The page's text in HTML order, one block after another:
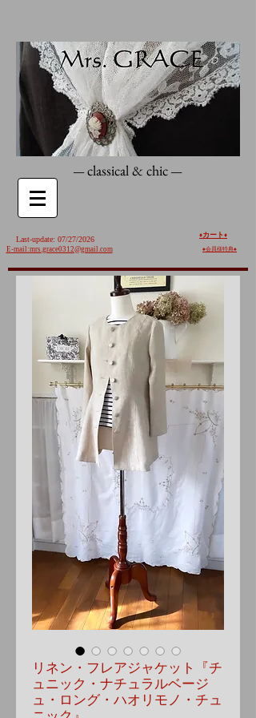
—classical & chic—
Last-update: 07/27/2026
E-mail:mrs.grace0312@gmail.com
♦️カート ♦️
♠︎会員様特典♠︎
リネン・フレアジャケット『チ
ュニック・ナチュラルベージ
ュ・ロング・ハオリモノ・チュ